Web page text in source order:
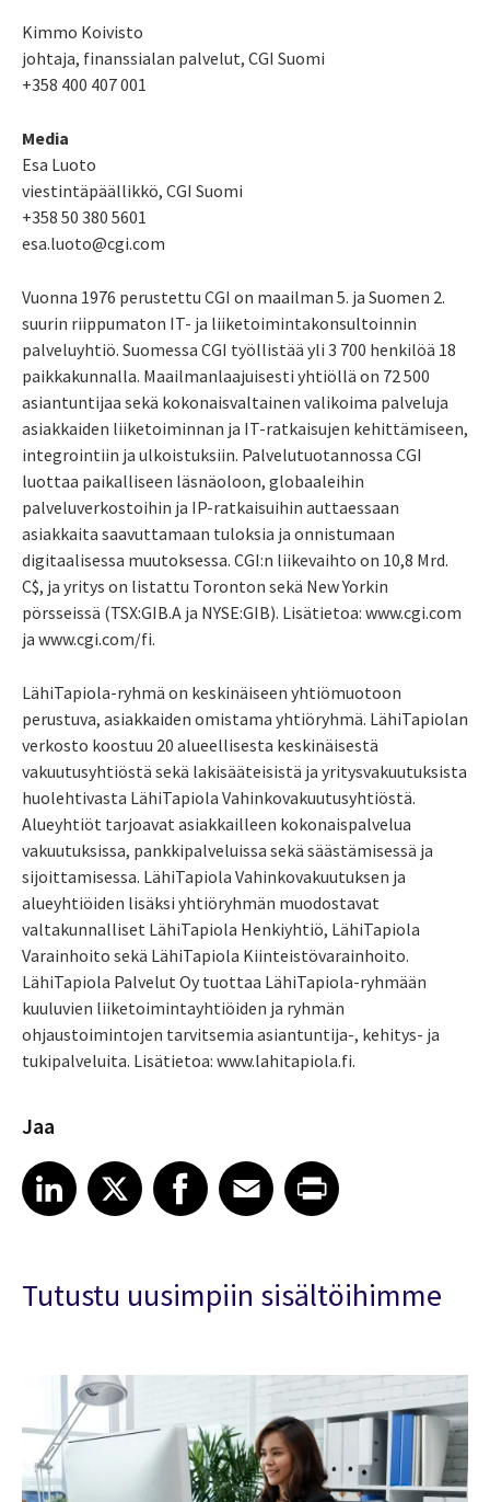
Kimmo Koivisto
johtaja, finanssialan palvelut, CGI Suomi
+358 400 407 001
Media
Esa Luoto
viestintäpäällikkö, CGI Suomi
+358 50 380 5601
esa.luoto@cgi.com
Vuonna 1976 perustettu CGI on maailman 5. ja Suomen 2.
suurin riippumaton IT- ja liiketoimintakonsultoinnin
palveluyhtiö. Suomessa CGI työllistää yli 3 700 henkilöä 18
paikkakunnalla. Maailmanlaajuisesti yhtiöllä on 72 500
asiantuntijaa sekä kokonaisvaltainen valikoima palveluja
asiakkaiden liiketoiminnan ja IT-ratkaisujen kehittämiseen,
integrointiin ja ulkoistuksiin. Palvelutuotannossa CGI
luottaa paikalliseen läsnäoloon, globaaleihin
palveluverkostoihin ja IP-ratkaisuihin auttaessaan
asiakkaita saavuttamaan tuloksia ja onnistumaan
digitaalisessa muutoksessa. CGI:n liikevaihto on 10,8 Mrd.
C$, ja yritys on listattu Toronton sekä New Yorkin
pörsseissä (TSX:GIB.A ja NYSE:GIB). Lisätietoa: www.cgi.com
ja www.cgi.com/fi.
LähiTapiola-ryhmä on keskinäiseen yhtiömuotoon
perustuva, asiakkaiden omistama yhtiöryhmä. LähiTapiolan
verkosto koostuu 20 alueellisesta keskinäisestä
vakuutusyhtiöstä sekä lakisääteisistä ja yritysvakuutuksista
huolehtivasta LähiTapiola Vahinkovakuutusyhtiöstä.
Alueyhtiöt tarjoavat asiakkailleen kokonaispalvelua
vakuutuksissa, pankkipalveluissa sekä säästämisessä ja
sijoittamisessa. LähiTapiola Vahinkovakuutuksen ja
alueyhtiöiden lisäksi yhtiöryhmän muodostavat
valtakunnalliset LähiTapiola Henkiyhtiö, LähiTapiola
Varainhoito sekä LähiTapiola Kiinteistövarainhoito.
LähiTapiola Palvelut Oy tuottaa LähiTapiola-ryhmään
kuuluvien liiketoimintayhtiöiden ja ryhmän
ohjaustoimintojen tarvitsemia asiantuntija-, kehitys- ja
tukipalveluita. Lisätietoa: www.lahitapiola.fi.
Jaa
Share article on LinkedIn
LinkedIn
Share article on XShare article on Facebook
Facebook
Share article on Email
EmailShare article on Print
Tutustu uusimpiin sisältöihimme